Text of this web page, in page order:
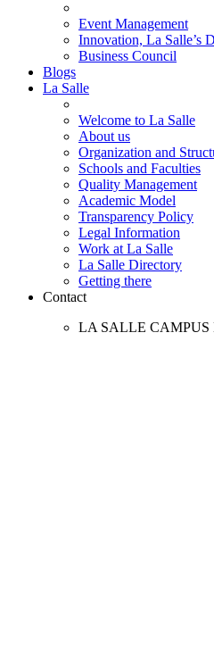
Event Management
Innovation, La Salle’s
Business Council
Blogs
La Salle
Welcome to La Salle
About us
Organization and
Schools and Faculties
Quality Management
Academic Model
Transparency Policy
Legal Information
Work at La Salle
La Salle Directory
Getting there
Contact
LA SALLE CAMPUS